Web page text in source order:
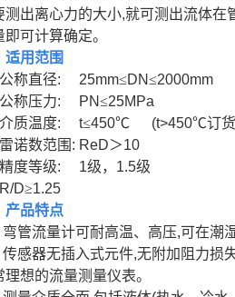
测出离心力的大小,就可测出流体在
即可计算确定。
适用范围
称直径: 25mm≤DN≤2000mm
称压力: PN≤25MPa
质温度: t≤450℃ (t>450℃订
诺数范围 : ReD＞10
度等级: 1级， 1.5级
R/D≥1.25
产品特点
弯管流量计可耐高温、高压,可在潮
传感器无插入式元件,无附加阻力损
理想的流量测量仪表。